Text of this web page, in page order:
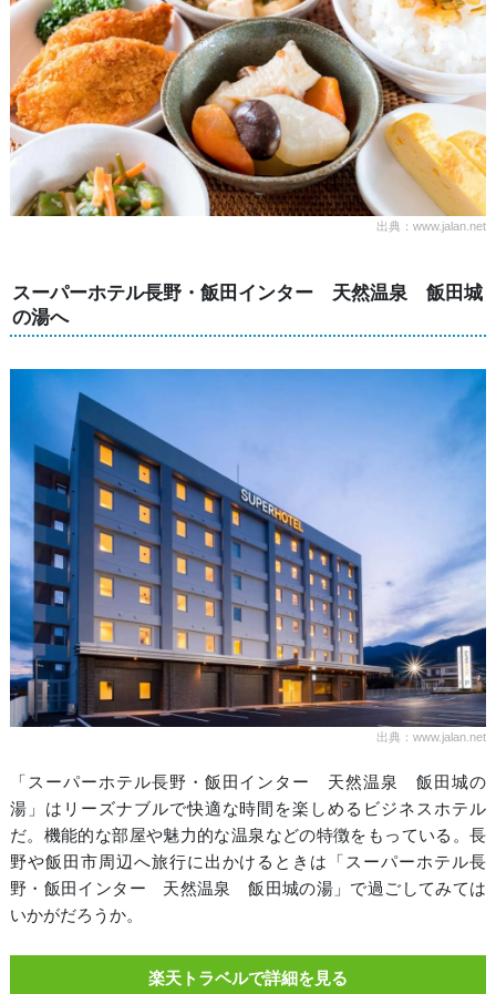
出典：www.jalan.net
スーパーホテル長野・飯田インター 天然温泉 飯田城
の湯へ
出典：www.jalan.net
「スーパーホテル長野・飯田インター 天然温泉 飯田城の
湯」はリーズナブルで快適な時間を楽しめるビジネスホテル
だ。機能的な部屋や魅力的な温泉などの特徴をもっている。長
野や飯田市周辺へ旅行に出かけるときは「スーパーホテル長
野・飯田インター 天然温泉 飯田城の湯」で過ごしてみては
いかがだろうか。
楽天トラベルで詳細を見る